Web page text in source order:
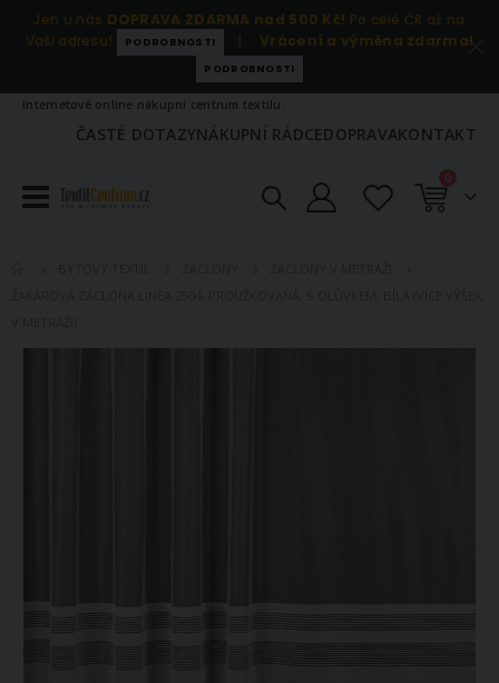
Jen u nás DOPRAVA ZDARMA nad 500 Kč! Po celé ČR až na
Vaši adresu!
PODROBNOSTI | Vrácení a výměna zdarma!
PODROBNOSTI
Internetové online nákupní centrum textilu.
ČASTÉ DOTAZYNÁKUPNÍ RÁDCEDOPRAVAKONTAKT
Košík
0položky